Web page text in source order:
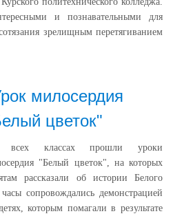
и познавательными для
зрелищным перетягиванием
милосердия
цветок"
всех классах прошли уроки
"Белый цветок", на которых
рассказали об истории Белого
сопровождались демонстрацией
которым помагали в результате